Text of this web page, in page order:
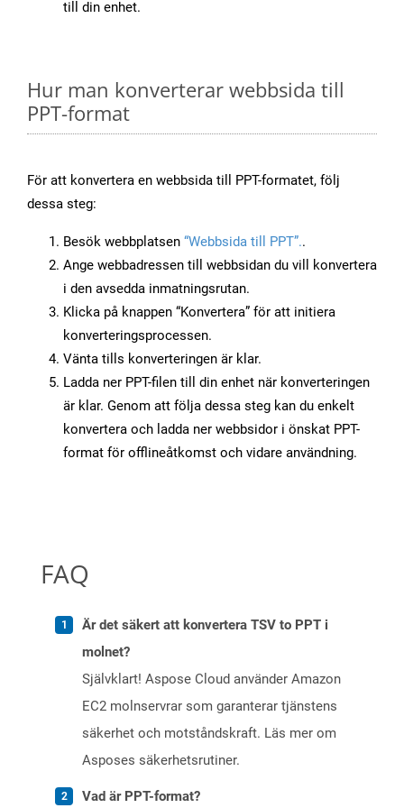
till din enhet.
Hur man konverterar webbsida till
PPT-format
För att konvertera en webbsida till PPT-formatet, följ
dessa steg:
Besök webbplatsen “Webbsida till PPT”..
Ange webbadressen till webbsidan du vill konvertera
i den avsedda inmatningsrutan.
Klicka på knappen “Konvertera” för att initiera
konverteringsprocessen.
Vänta tills konverteringen är klar.
Ladda ner PPT-filen till din enhet när konverteringen
är klar. Genom att följa dessa steg kan du enkelt
konvertera och ladda ner webbsidor i önskat PPT-
format för offlineåtkomst och vidare användning.
FAQ
Är det säkert att konvertera TSV to PPT i
molnet?
Självklart! Aspose Cloud använder Amazon
EC2 molnservrar som garanterar tjänstens
säkerhet och motståndskraft. Läs mer om
Asposes säkerhetsrutiner.
Vad är PPT-format?